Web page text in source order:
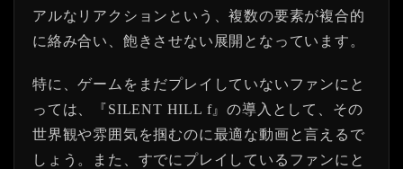
アルなリアクションという、複数の要素が複合的
に絡み合い、飽きさせない展開となっています。
特に、ゲームをまだプレイしていないファンにと
っては、『SILENT HILL f』の導入として、その
世界観や雰囲気を掴むのに最適な動画と言えるで
しょう。また、すでにプレイしているファンにと